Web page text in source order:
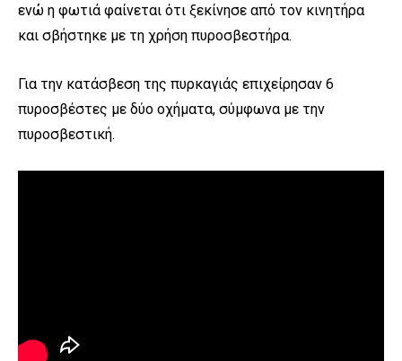
ενώ η φωτιά φαίνεται ότι ξεκίνησε από τον κινητήρα
και σβήστηκε με τη χρήση πυροσβεστήρα.
Για την κατάσβεση της πυρκαγιάς επιχείρησαν 6
πυροσβέστες με δύο οχήματα, σύμφωνα με την
πυροσβεστική.